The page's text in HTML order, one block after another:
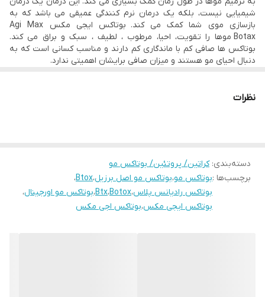
• بدون بو و گاز
• بدون قرنطینه
• حجم ۹۰۰ میل
• محصول کشور برزیل
شیمیایی نیست، بلکه یک درمان نرم کنندگی عمیقی می باشد که به
بازسازی موی شما کمک می کند. بوتاکس ایجی مکس Agi Max
Botax موها را تقویت، احیا، مرطوب ، لطیف ، سبک و براق می کند.
بوتاکس ها صافی کم با ماندگاری کم دارند و مناسب کسانی است که به
دنبال احیای مو هستند و میزان صافی برایشان اهمیتی ندارد.
نظرات
دسته‌بندی:کراتین/ پروتئین/ بوتاکس مو
برچسب‌ها :بوتاکس مو،بوتاکس مو اصل برزیل،Btox،
بوتاکس رادیانس پلاس،Botox،Btx،بوتاکس مو اورجینال،
بوتاکس ایجی مکس،بوتاکس اجی مکس